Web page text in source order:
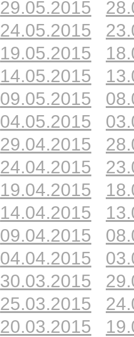
29.05.2015
24.05.2015
19.05.2015
14.05.2015
09.05.2015
04.05.2015
29.04.2015
24.04.2015
19.04.2015
14.04.2015
09.04.2015
04.04.2015
30.03.2015
25.03.2015
20.03.2015